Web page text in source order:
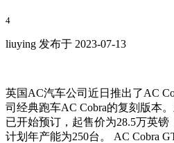
4
liuying 发布于 2023-07-13
英国AC汽车公司近日推出了AC
司经典跑车AC Cobra的复刻版本
已开始预订，起售价为28.5万英镑
计划年产能为250台。 AC Cobra